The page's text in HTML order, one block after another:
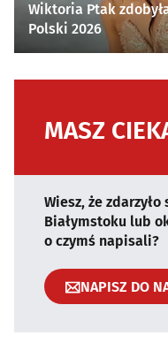
Wiktoria Ptak
Polski 2026
MASZ
Wiesz, że
Białymstoku lub
o czymś napisali?
NAPISZ DO